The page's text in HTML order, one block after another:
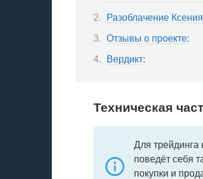
Разоблачение
Отзывы о проекте:
Вердикт:
Техническая
Для
поведёт себя
покупки и